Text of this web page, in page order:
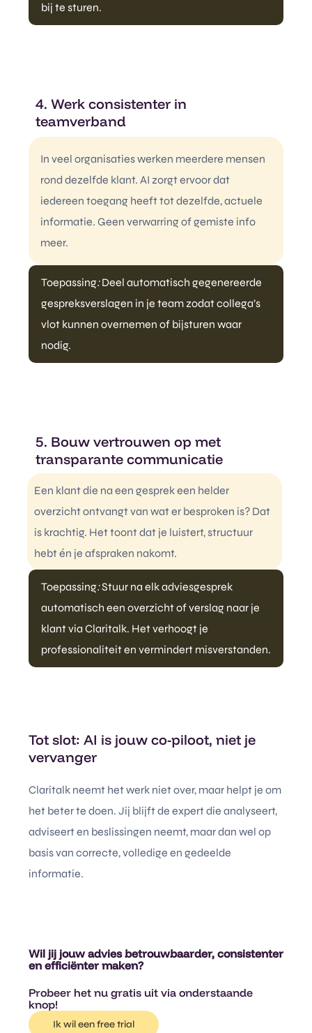
bij te sturen.
4. Werk consistenter in
teamverband
In veel organisaties werken meerdere mensen
rond dezelfde klant. AI zorgt ervoor dat
iedereen toegang heeft tot dezelfde, actuele
informatie. Geen verwarring of gemiste info
meer.
Toepassing:Deel automatisch gegenereerde
gespreksverslagen in je team zodat collega’s
vlot kunnen overnemen of bijsturen waar
nodig.
5. Bouw vertrouwen op met
transparante communicatie
Een klant die na een gesprek een helder
overzicht ontvangt van wat er besproken is? Dat
is krachtig. Het toont dat je luistert, structuur
hebt én je afspraken nakomt.
Toepassing:Stuur na elk adviesgesprek
automatisch een overzicht of verslag naar je
klant via Claritalk. Het verhoogt je
professionaliteit en vermindert misverstanden.
Tot slot: AI is jouw co-piloot, niet je
vervanger
Claritalk neemt het werk niet over, maar helpt je om
het beter te doen. Jij blijft de expert die analyseert,
adviseert en beslissingen neemt, maar dan wel op
basis van correcte, volledige en gedeelde
informatie.
Wil jij jouw advies betrouwbaarder, consistenter
en efficiënter maken?
Probeer het nu gratis uit via onderstaande
knop!
Ik wil een free trial